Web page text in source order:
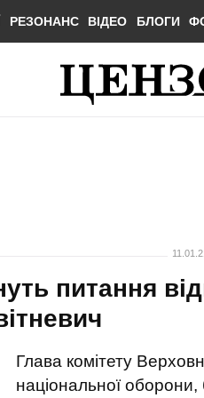
РЕЗОНАНС ВІДЕО БЛОГИ
питання
Глава комітету
національної оборони,